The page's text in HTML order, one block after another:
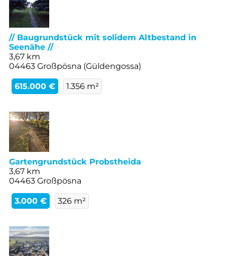
// Baugrundstück mit solidem Altbestand in
Seenähe //
3,67 km
04463 Großpösna (Güldengossa)
615.000 € 1.356 m²
Gartengrundstück Probstheida
3,67 km
04463 Großpösna
3.000 € 326 m²